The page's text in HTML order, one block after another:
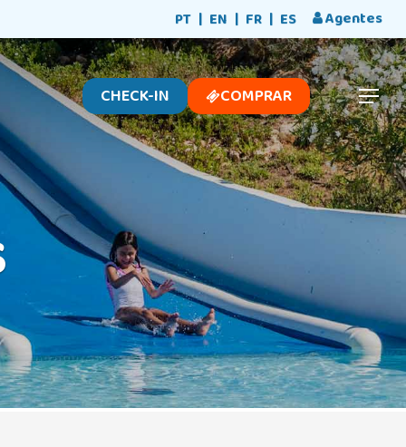
PT EN FR ES Agentes
CHECK-IN COMPRAR Menu
Menu